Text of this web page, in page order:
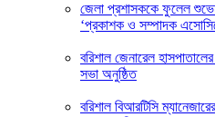
জেলা প্রশাসককে ফুলেল
‘প্রকাশক ও সম্পাদক
বরিশাল জেনারেল
সভা অনুষ্ঠিত
বরিশাল বিআরটিসি